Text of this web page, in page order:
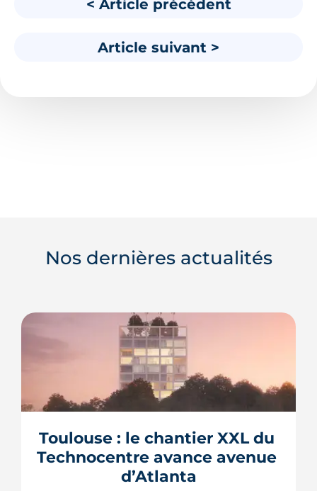
< Article précédent
Article suivant >
Nos dernières actualités
Toulouse : le chantier XXL du
Technocentre avance avenue
d’Atlanta